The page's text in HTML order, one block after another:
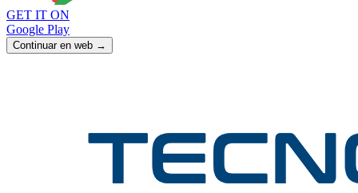
GET IT ON
Google Play
Continuar en web →